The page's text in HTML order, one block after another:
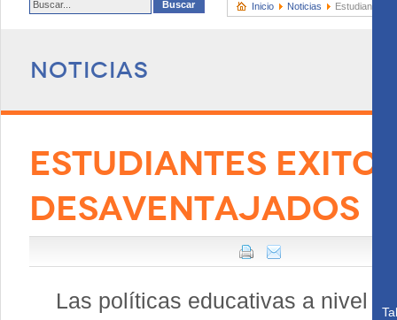
Inicio Noticias Estudiantes
Noticias
ESTUDIANTES
DESAVENTAJADOS
Las políticas educativas a nivel